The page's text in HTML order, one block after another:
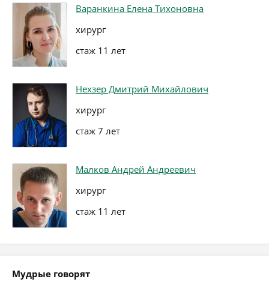
Варанкина Елена Тихоновна
хирург
стаж 11 лет
Нехзер Дмитрий Михайлович
хирург
стаж 7 лет
Малков Андрей Андреевич
хирург
стаж 11 лет
Мудрые говорят